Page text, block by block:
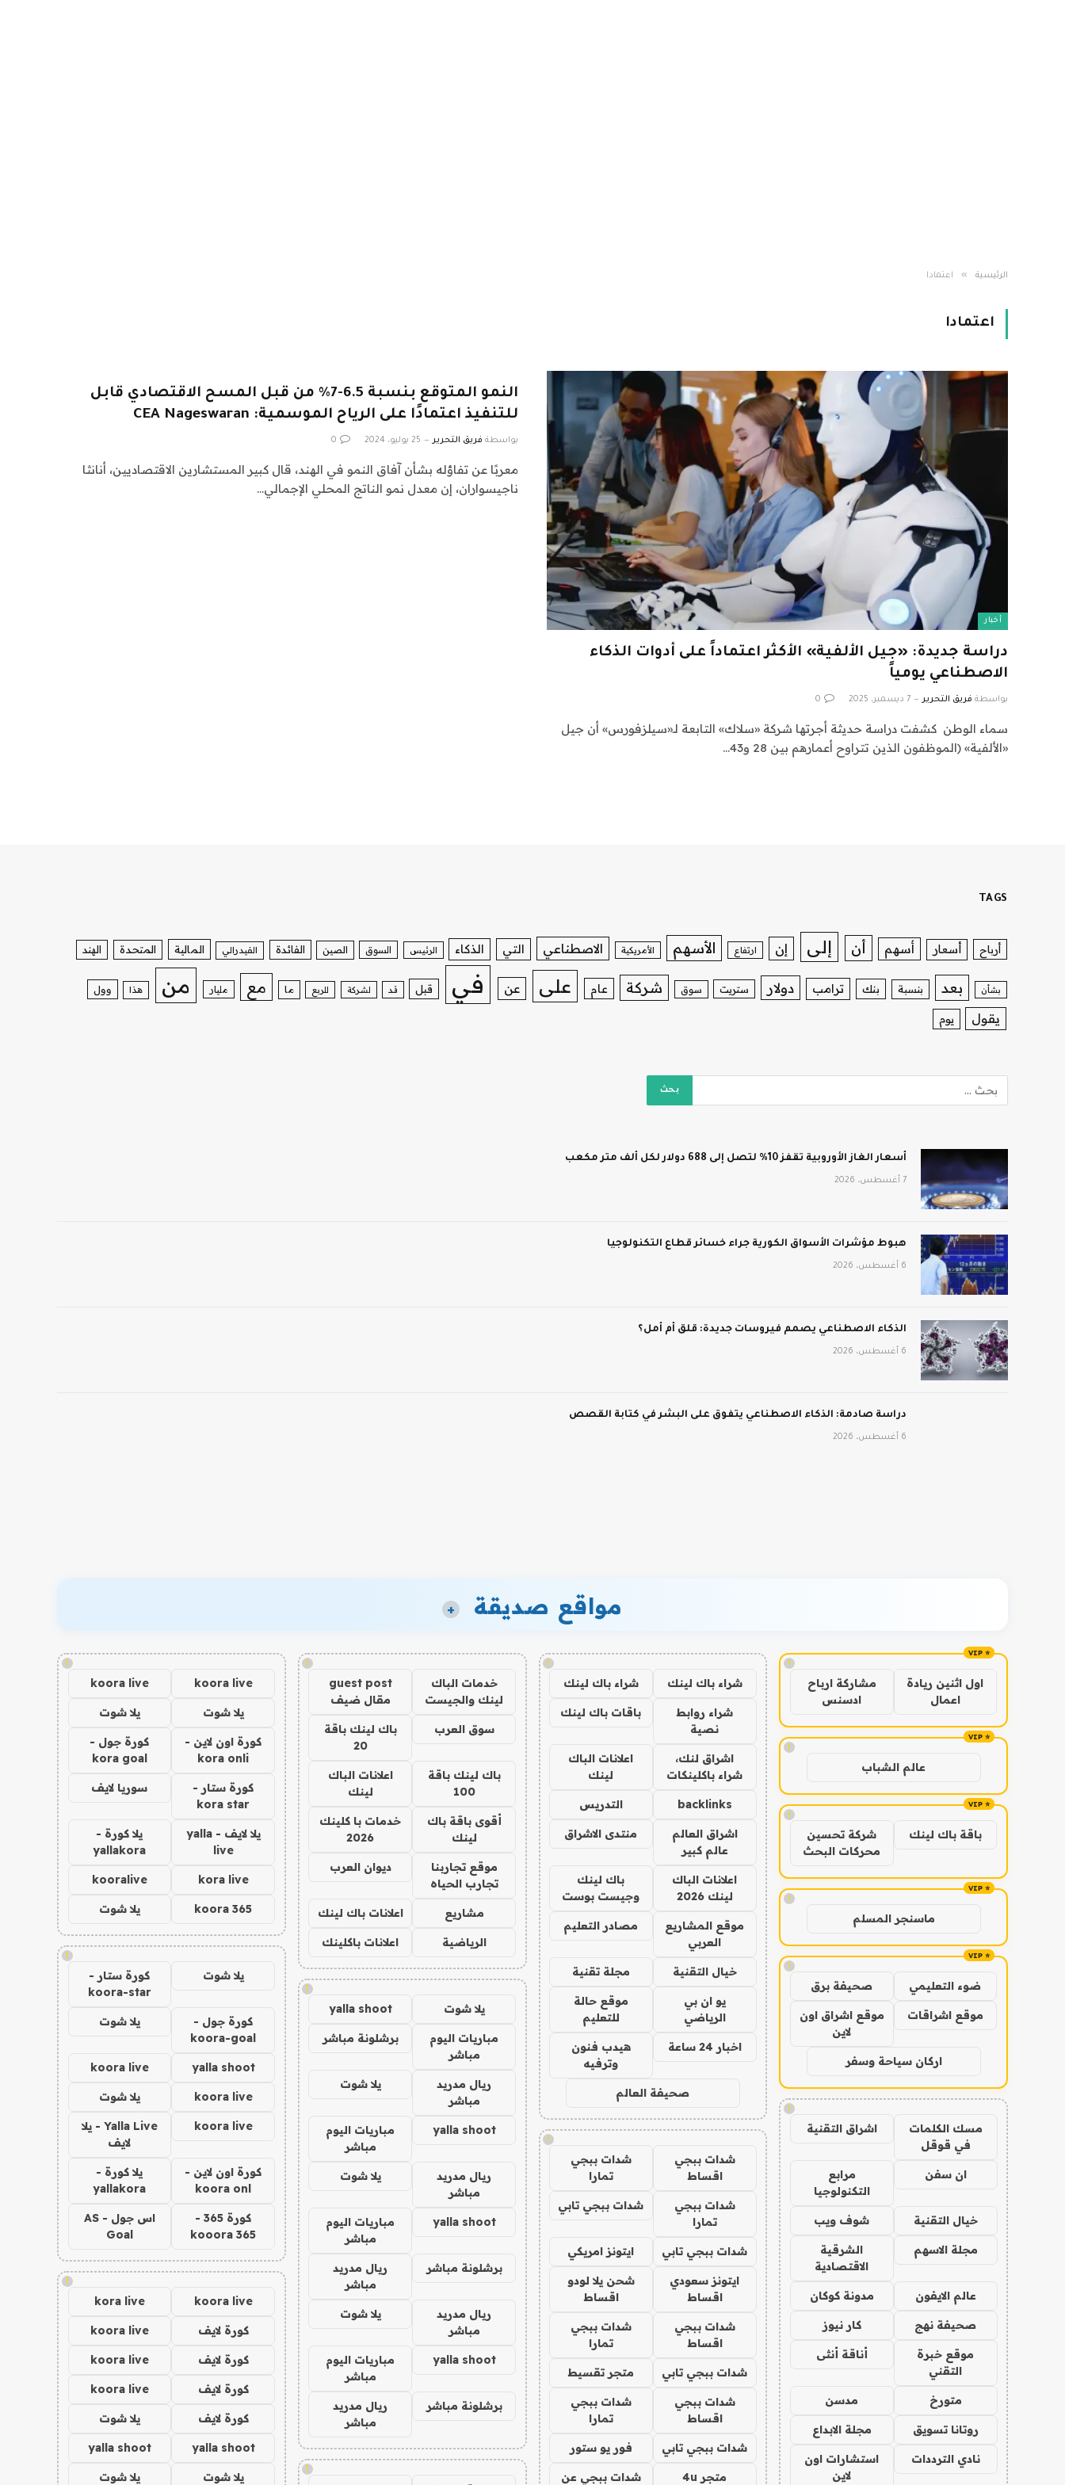
الرئيسية » اعتمادا
اعتمادا
أخبار
دراسة جديدة: «جيل الألفية» الأكثر اعتماداً على أدوات الذكاء
الاصطناعي يومياً
بواسطة فريق التحرير 7 ديسمبر، 2025 0
سماء الوطن كشفت دراسة حديثة أجرتها شركة «سلاك» التابعة لـ«سيلزفورس» أن جيل
«الألفية» (الموظفون الذين تتراوح أعمارهم بين 28 و43…
النمو المتوقع بنسبة 6.5-7% من قبل المسح الاقتصادي قابل
للتنفيذ اعتمادًا على الرياح الموسمية: CEA Nageswaran
بواسطة فريق التحرير 25 يوليو، 2024 0
معربًا عن تفاؤله بشأن آفاق النمو في الهند، قال كبير المستشارين الاقتصاديين، أنانثا
ناجيسواران، إن معدل نمو الناتج المحلي الإجمالي…
TAGS
أرباح أسعار أسهم أن إلى إن ارتفاع الأسهم الأمريكية الاصطناعي التي الذكاء الرئيس السوق الصين الفائدة الفيدرالي المالية المتحدة الهند
بشأن بعد بنسبة بنك ترامب دولار ستريت سوق شركة عام على عن في قبل قد لشركة للربع ما مع مليار من هذا وول
يقول يوم
أسعار الغاز الأوروبية تقفز 10% لتصل إلى 688 دولار لكل ألف متر مكعب
7 أغسطس، 2026
هبوط مؤشرات الأسواق الكورية جراء خسائر قطاع التكنولوجيا
6 أغسطس، 2026
الذكاء الاصطناعي يصمم فيروسات جديدة: قلق أم أمل؟
6 أغسطس، 2026
دراسة صادمة: الذكاء الاصطناعي يتفوق على البشر في كتابة القصص
6 أغسطس، 2026
مواقع صديقة +
!
اول اثنين ريادة
اعمال
مشاركة ارباح
ادسنس
!
عالم الشباب
!
باقة باك لينك
شركة تحسين
محركات البحث
!
ماسنجر المسلم
!
ضوء التعليمي صحيفة برق
موقع اشراقات
موقع اشراق اون
لاين
اركان سياحة وسفر
!
مسك الكلمات
في قوقل
اشراق التقنية
ان سفن
مرابع
التكنولوجيا
خيال التقنية شوف ويب
مجلة الاسهم
الشرقية
الاقتصادية
عالم الايفون مدونة كوكان
صحيفة نهج كار نيوز
موقع خبرة
التقني
أناقة أنثى
متورخ مدسن
روتانا تسويق مجلة الابداع
نادي الترددات
استشارات اون
لاين
!
شراء باك لينك شراء باك لينك
شراء روابط
نصية
باقات باك لينك
اشراق لنك،
شراء باكلينكات
اعلانات الباك
لينك
backlinks التدريس
اشراق العالم
عالم كبير
منتدى الاشراق
اعلانات الباك
لينك 2026
باك لينك
وجيست بوست
موقع المشاريع
العربي
مصادر التعليم
خيال التقنية مجلة تقنية
يو ان بي
الرياضي
موقع حالة
للتعليم
اخبار 24 ساعة
هيدب فنون
وترفيه
صحيفة العالم
!
شدات ببجي
اقساط
شدات ببجي
تمارا
شدات ببجي
تمارا
شدات ببجي تابي
شدات ببجي تابي ايتونز امريكي
ايتونز سعودي
اقساط
شحن يلا لودو
اقساط
شدات ببجي
اقساط
شدات ببجي
تمارا
شدات ببجي تابي متجر تقسيط
شدات ببجي
اقساط
شدات ببجي
تمارا
شدات ببجي تابي فور يو ستور
متجر 4u شدات ببجي عن
!
خدمات الباك
لينك والجيست
guest post
مقال ضيف
سوق العرب
باك لينك باقة
20
باك لينك باقة
100
اعلانات الباك
لينك
أقوى باقة باك
لينك
خدمات با كلينك
2026
موقع تجاربنا
تجارب الحياه
ديوان العرب
مشاريع اعلانات باك لينك
الرياضية اعلانات باكلينك
!
يلا شوت yalla shoot
مباريات اليوم
مباشر
برشلونة مباشر
ريال مدريد
مباشر
يلا شوت
yalla shoot
مباريات اليوم
مباشر
ريال مدريد
مباشر
يلا شوت
yalla shoot
مباريات اليوم
مباشر
برشلونة مباشر
ريال مدريد
مباشر
ريال مدريد
مباشر
يلا شوت
yalla shoot
مباريات اليوم
مباشر
برشلونة مباشر
ريال مدريد
مباشر
!
!
koora live
koora live
يلا شوت يلا شوت
كورة اون لاين -
kora onli
كورة جول -
kora goal
كورة ستار -
kora star
سوريا لايف
يلا لايف - yalla
live
يلا كورة -
yallakora
kora live
kooralive
koora 365 يلا شوت
!
يلا شوت
كورة ستار -
koora-star
كورة جول -
koora-goal
يلا شوت
yalla shoot
koora live
koora live يلا شوت
koora live
Yalla Live - يلا
لايف
كورة اون لاين -
koora onl
يلا كورة -
yallakora
كورة 365 -
kooora 365
اس جول - AS
Goal
!
koora live
kora live
كورة لايف koora live
كورة لايف koora live
كورة لايف koora live
كورة لايف يلا شوت
yalla shoot
yalla shoot
يلا شوت يلا شوت